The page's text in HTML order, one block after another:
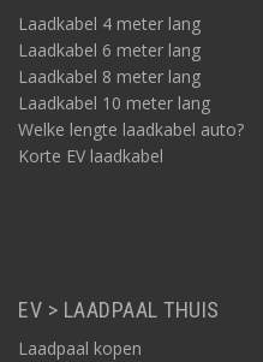
Laadkabel 4 meter lang
Laadkabel 6 meter lang
Laadkabel 8 meter lang
Laadkabel 10 meter lang
Welke lengte laadkabel auto?
Korte EV laadkabel
EV > LAADPAAL THUIS
Laadpaal kopen